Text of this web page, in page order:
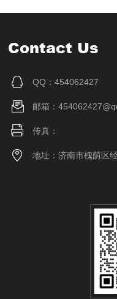
Contact Us
QQ：454062427
邮箱：
传真：
地址：济南市槐荫区